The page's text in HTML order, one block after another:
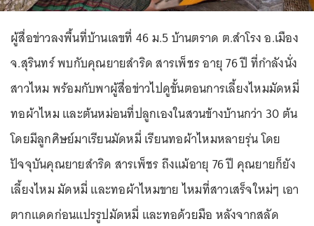
ผู้สื่อข่าวลงพื้นที่บ้านเลขที่ 46 ม.5 บ้านตราด ต.สำโรง อ.เมือง
จ.สุรินทร์ พบกับคุณยายสำริด สารเพ็ชร อายุ 76 ปี ที่กำลังนั่ง
สาวไหม พร้อมกับพาผู้สื่อข่าวไปดูขั้นตอนการเลี้ยงไหมมัดหมี่
ทอผ้าไหม และต้นหม่อนที่ปลูกเองในสวนข้างบ้านกว่า 30 ต้น
โดยมีลูกศิษย์มาเรียนมัดหมี่ เรียนทอผ้าไหมหลายรุ่น โดย
ปัจจุบันคุณยายสำริด สารเพ็ชร ถึงแม้อายุ 76 ปี คุณยายก็ยัง
เลี้ยงไหม มัดหมี่ และทอผ้าไหมขาย ไหมที่สาวเสร็จใหม่ๆ เอา
ตากแดดก่อนแปรรูปมัดหมี่ และทอด้วยมือ หลังจากสลัด